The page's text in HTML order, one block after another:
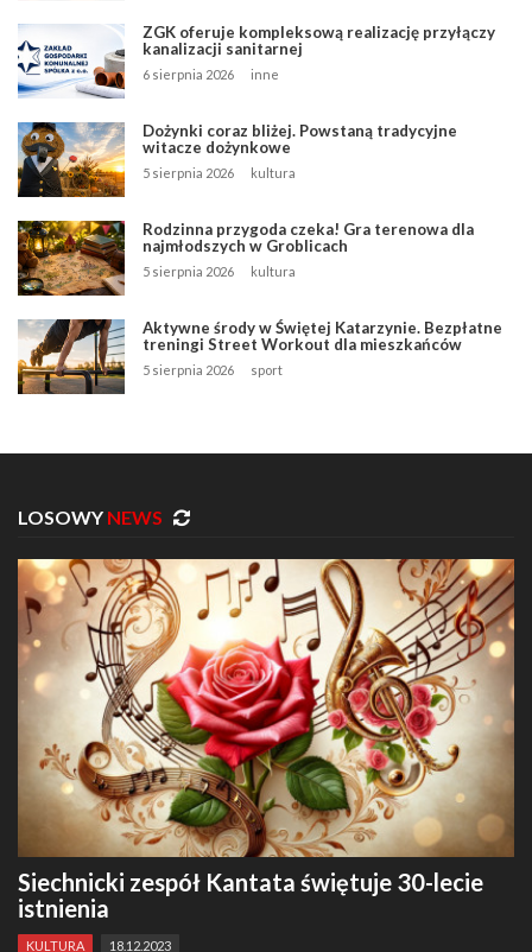
ZGK oferuje kompleksową realizację przyłączy
kanalizacji sanitarnej
6 sierpnia 2026 inne
Dożynki coraz bliżej. Powstaną tradycyjne
witacze dożynkowe
5 sierpnia 2026 kultura
Rodzinna przygoda czeka! Gra terenowa dla
najmłodszych w Groblicach
5 sierpnia 2026 kultura
Aktywne środy w Świętej Katarzynie. Bezpłatne
treningi Street Workout dla mieszkańców
5 sierpnia 2026 sport
LOSOWY NEWS
Siechnicki zespół Kantata świętuje 30-lecie
istnienia
KULTURA 18.12.2023